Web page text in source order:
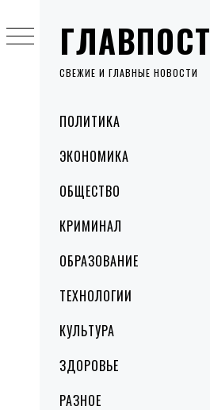
ГЛАВПОСТ
СВЕЖИЕ И ГЛАВНЫЕ НОВОСТИ
MenuПОЛИТИКА
ЭКОНОМИКА
ОБЩЕСТВО
КРИМИНАЛ
ОБРАЗОВАНИЕ
ТЕХНОЛОГИИ
КУЛЬТУРА
ЗДОРОВЬЕ
РАЗНОЕ
to
content